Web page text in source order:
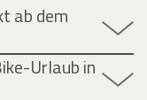
ab dem
Urlaub in